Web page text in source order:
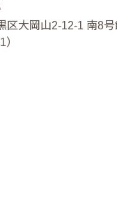
区大岡山2-12-1 南8